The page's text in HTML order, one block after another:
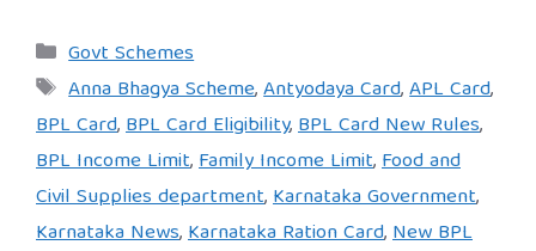
Categories
Govt Schemes
Tags
Anna Bhagya Scheme,Antyodaya Card,APL Card,
BPL Card,BPL Card Eligibility,BPL Card New Rules,
BPL Income Limit,Family Income Limit,Food and
Civil Supplies department,Karnataka Government,
Karnataka News,Karnataka Ration Card,New BPL